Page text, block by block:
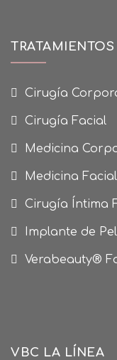
TRATAMIENTOS
Cirugía
Cirugía Facial
Medicina
Medicina Facial
Cirugía Íntima
Implante de
Verabeauty®
VBC LA LÍNEA